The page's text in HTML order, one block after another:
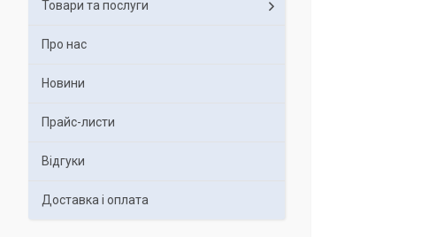
Товари та послуги
Про нас
Новини
Прайс-листи
Відгуки
Доставка і оплата